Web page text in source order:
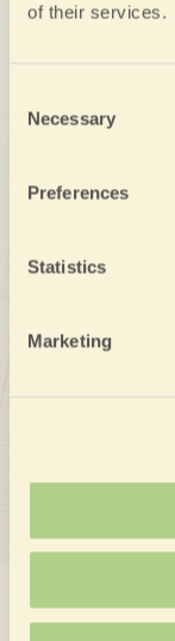
of their services.
Selection
Necessary
Preferences
Statistics
Marketing